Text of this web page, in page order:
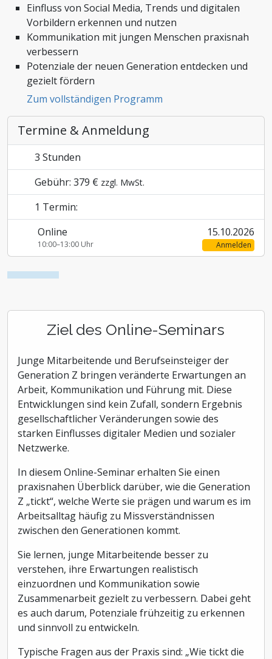
Zoll und Außenhandel
Einfluss von Social Media, Trends und digitalen
Vorbildern erkennen und nutzen
Kommunikation mit jungen Menschen praxisnah
verbessern
Potenziale der neuen Generation entdecken und
gezielt fördern
Zum vollständigen Programm
Termine & Anmeldung
3 Stunden
Gebühr: 379 € zzgl. MwSt.
1 Termin:
Online
10:00–13:00 Uhr
15.10.2026
Anmelden
Ziel des Online-Seminars
Junge Mitarbeitende und Berufseinsteiger der
Generation Z bringen veränderte Erwartungen an
Arbeit, Kommunikation und Führung mit. Diese
Entwicklungen sind kein Zufall, sondern Ergebnis
gesellschaftlicher Veränderungen sowie des
starken Einflusses digitaler Medien und sozialer
Netzwerke.
In diesem Online-Seminar erhalten Sie einen
praxisnahen Überblick darüber, wie die Generation
Z „tickt“, welche Werte sie prägen und warum es im
Arbeitsalltag häufig zu Missverständnissen
zwischen den Generationen kommt.
Sie lernen, junge Mitarbeitende besser zu
verstehen, ihre Erwartungen realistisch
einzuordnen und Kommunikation sowie
Zusammenarbeit gezielt zu verbessern. Dabei geht
es auch darum, Potenziale frühzeitig zu erkennen
und sinnvoll zu entwickeln.
Typische Fragen aus der Praxis sind: „Wie tickt die